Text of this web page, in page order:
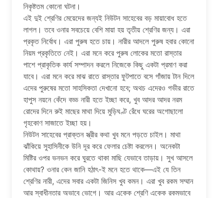
নিকৃষ্টতম কোনো ঘটনা।
এই দুই শ্রেণির মেয়েদের জন্যই নিউটন সাহেবের বড় মায়াবোধ হতে
লাগল। তবে ওনার সবচেয়ে বেশি মায়া হয় তৃতীয় শ্রেণির জন্য। এরা
প্রকৃত নির্বোধ। এরা পুরুষ হতে চায়। নারীর আদলে পুরুষ হবার কোনো
নিয়ম প্রকৃতিতে নেই। এরা মনে করে পুরুষ লোকের মতো রাস্তার
পাশে প্রাকৃতিক কার্য সম্পাদন করলে নিজেকে কিছু একটা প্রমাণ করা
যাবে। এরা মনে করে মাঝ রাতে রাস্তার ফুটপাতে বসে গাঁজায় টান দিলে
এদের পুরুষের মতো সাহসিকতা দেখানো হবে; অথচ এদেরও গভীর রাতে
হাপুস নয়নে কেঁদে বড্ড নারী হতে ইচ্ছা করে, খুব আদর আদর নরম
রোদের দিনে রুই মাছের মাথা দিয়ে মুড়িঘণ্ট রেঁধে ঘরের অগোছালো
গৃহকোণ সাজাতে ইচ্ছা হয়।
নিউটন সাহেবের প্রাক্তন স্ত্রীর কথা খুব মনে পড়তে চাইল। মাথা
ঝাঁকিয়ে সুহাসিনীকে উনি দূর করে ফেলার চেষ্টা করলেন। অনেকটা
মিষ্টির ওপর ভনভন করে ঘুরতে থাকা মাছি যেভাবে তাড়ায়। সুখ আসলে
কোথায়? ওনার কেন জানি হঠাৎ-ই মনে হতে থাকে—এই যে তিন
শ্রেণির নারী, এদের সবার একটা জিনিস খুব কমন। এরা খুব রকম সম্মান
আর স্বাধীনতার অভাবে ভোগে। আর একেক শ্রেণি একেক রকমভাবে